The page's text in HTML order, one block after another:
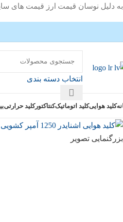
به دلیل نوسان قیمت ارز قیمت های
انتخاب دسته بندی
کلید هواییکلید اتوماتیککنتاکتورکلید حرارتی
بزرگنمایی تصویر